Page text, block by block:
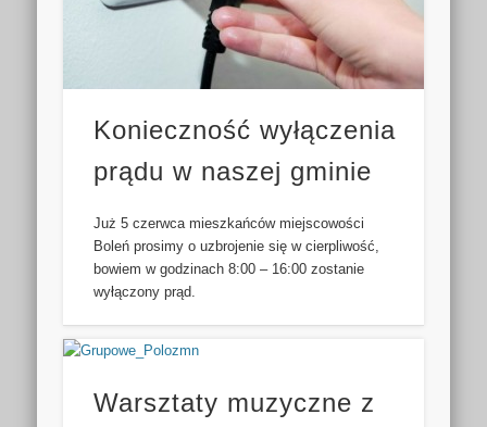
Konieczność wyłączenia
prądu w naszej gminie
Już 5 czerwca mieszkańców miejscowości
Boleń prosimy o uzbrojenie się w cierpliwość,
bowiem w godzinach 8:00 – 16:00 zostanie
wyłączony prąd.
Warsztaty muzyczne z